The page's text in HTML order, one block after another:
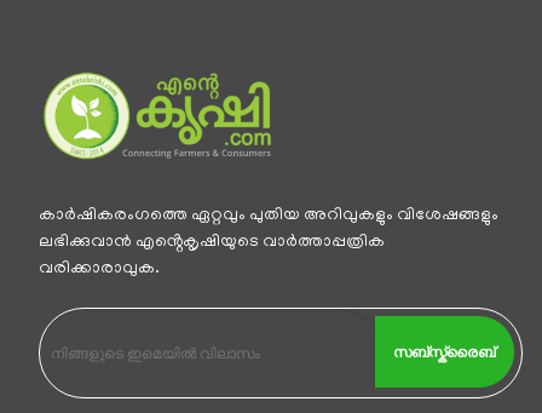
കാര്‍ഷികരംഗത്തെ ഏറ്റവും പുതിയ അറിവുകളും വിശേഷങ്ങളും
ലഭിക്കുവാന്‍ എൻ്റെകൃഷിയുടെ വാര്‍ത്താപ്പത്രിക
വരിക്കാരാവുക.
സബ്സ്ക്രൈബ്